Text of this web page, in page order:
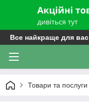
Все найкраще для вас
Товари та послуги